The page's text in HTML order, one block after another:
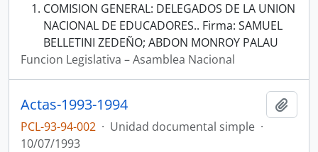
COMISION GENERAL: DELEGADOS DE LA UNION
NACIONAL DE EDUCADORES.. Firma: SAMUEL
BELLETINI ZEDEÑO; ABDON MONROY PALAU
Funcion Legislativa – Asamblea Nacional
Actas-1993-1994
PCL-93-94-002 · Unidad documental simple ·
10/07/1993